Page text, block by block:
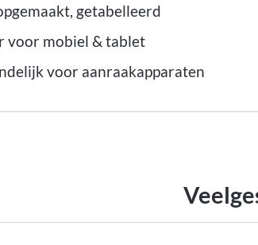
getabelleerd
voor mobiel & tablet
voor aanraakapparaten